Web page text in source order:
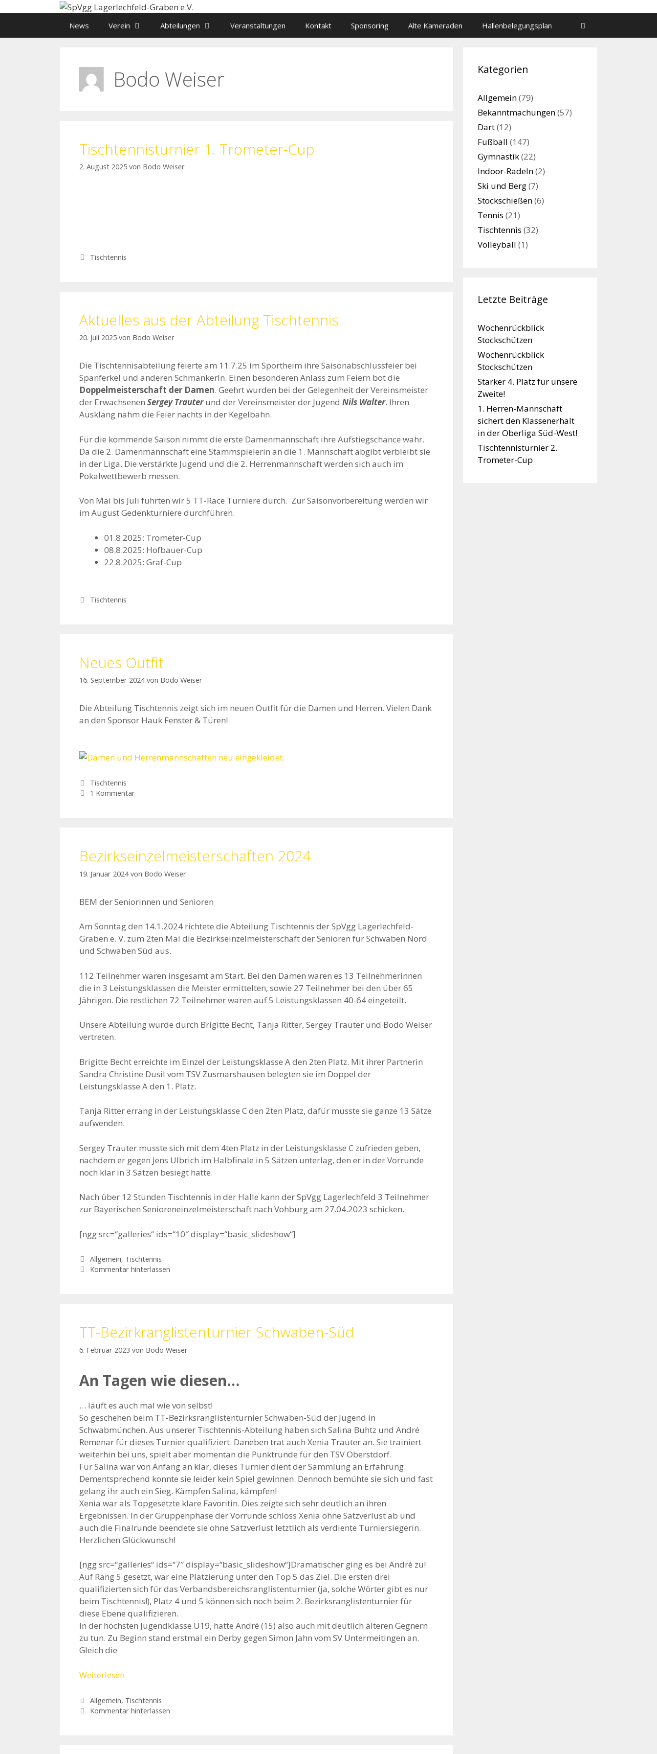
News Verein Abteilungen Veranstaltungen Kontakt Sponsoring Alte Kameraden Hallenbelegungsplan
Bodo Weiser
Tischtennisturnier 1. Trometer-Cup
2. August 2025 von Bodo Weiser
Kategorien
Tischtennis
Aktuelles aus der Abteilung Tischtennis
20. Juli 2025 von Bodo Weiser
Die Tischtennisabteilung feierte am 11.7.25 im Sportheim ihre Saisonabschlussfeier bei
Spanferkel und anderen Schmankerln. Einen besonderen Anlass zum Feiern bot die
Doppelmeisterschaft der Damen. Geehrt wurden bei der Gelegenheit der Vereinsmeister
der Erwachsenen Sergey Trauterund der Vereinsmeister der Jugend Nils Walter. Ihren
Ausklang nahm die Feier nachts in der Kegelbahn.
Für die kommende Saison nimmt die erste Damenmannschaft ihre Aufstiegschance wahr.
Da die 2. Damenmannschaft eine Stammspielerin an die 1. Mannschaft abgibt verbleibt sie
in der Liga. Die verstärkte Jugend und die 2. Herrenmannschaft werden sich auch im
Pokalwettbewerb messen.
Von Mai bis Juli führten wir 5 TT-Race Turniere durch. Zur Saisonvorbereitung werden wir
im August Gedenkturniere durchführen.
01.8.2025: Trometer-Cup
08.8.2025: Hofbauer-Cup
22.8.2025: Graf-Cup
Kategorien
Tischtennis
Neues Outfit
16. September 2024 von Bodo Weiser
Die Abteilung Tischtennis zeigt sich im neuen Outfit für die Damen und Herren. Vielen Dank
an den Sponsor Hauk Fenster & Türen!
Kategorien
Tischtennis
1 Kommentar
Bezirkseinzelmeisterschaften 2024
19. Januar 2024 von Bodo Weiser
BEM der Seniorinnen und Senioren
Am Sonntag den 14.1.2024 richtete die Abteilung Tischtennis der SpVgg Lagerlechfeld-
Graben e. V. zum 2ten Mal die Bezirkseinzelmeisterschaft der Senioren für Schwaben Nord
und Schwaben Süd aus.
112 Teilnehmer waren insgesamt am Start. Bei den Damen waren es 13 Teilnehmerinnen
die in 3 Leistungsklassen die Meister ermittelten, sowie 27 Teilnehmer bei den über 65
Jährigen. Die restlichen 72 Teilnehmer waren auf 5 Leistungsklassen 40-64 eingeteilt.
Unsere Abteilung wurde durch Brigitte Becht, Tanja Ritter, Sergey Trauter und Bodo Weiser
vertreten.
Brigitte Becht erreichte im Einzel der Leistungsklasse A den 2ten Platz. Mit ihrer Partnerin
Sandra Christine Dusil vom TSV Zusmarshausen belegten sie im Doppel der
Leistungsklasse A den 1. Platz.
Tanja Ritter errang in der Leistungsklasse C den 2ten Platz, dafür musste sie ganze 13 Sätze
aufwenden.
Sergey Trauter musste sich mit dem 4ten Platz in der Leistungsklasse C zufrieden geben,
nachdem er gegen Jens Ulbrich im Halbfinale in 5 Sätzen unterlag, den er in der Vorrunde
noch klar in 3 Sätzen besiegt hatte.
Nach über 12 Stunden Tischtennis in der Halle kann der SpVgg Lagerlechfeld 3 Teilnehmer
zur Bayerischen Senioreneinzelmeisterschaft nach Vohburg am 27.04.2023 schicken.
[ngg src=“galleries“ ids=“10″ display=“basic_slideshow“]
Kategorien
Allgemein, Tischtennis
Kommentar hinterlassen
TT-Bezirkranglistenturnier Schwaben-Süd
6. Februar 2023 von Bodo Weiser
An Tagen wie diesen…
… läuft es auch mal wie von selbst!
So geschehen beim TT-Bezirksranglistenturnier Schwaben-Süd der Jugend in
Schwabmünchen. Aus unserer Tischtennis-Abteilung haben sich Salina Buhtz und André
Remenar für dieses Turnier qualifiziert. Daneben trat auch Xenia Trauter an. Sie trainiert
weiterhin bei uns, spielt aber momentan die Punktrunde für den TSV Oberstdorf.
Für Salina war von Anfang an klar, dieses Turnier dient der Sammlung an Erfahrung.
Dementsprechend konnte sie leider kein Spiel gewinnen. Dennoch bemühte sie sich und fast
gelang ihr auch ein Sieg. Kämpfen Salina, kämpfen!
Xenia war als Topgesetzte klare Favoritin. Dies zeigte sich sehr deutlich an ihren
Ergebnissen. In der Gruppenphase der Vorrunde schloss Xenia ohne Satzverlust ab und
auch die Finalrunde beendete sie ohne Satzverlust letztlich als verdiente Turniersiegerin.
Herzlichen Glückwunsch!
[ngg src=“galleries“ ids=“7″ display=“basic_slideshow“]Dramatischer ging es bei André zu!
Auf Rang 5 gesetzt, war eine Platzierung unter den Top 5 das Ziel. Die ersten drei
qualifizierten sich für das Verbandsbereichsranglistenturnier (ja, solche Wörter gibt es nur
beim Tischtennis!), Platz 4 und 5 können sich noch beim 2. Bezirksranglistenturnier für
diese Ebene qualifizieren.
In der höchsten Jugendklasse U19, hatte André (15) also auch mit deutlich älteren Gegnern
zu tun. Zu Beginn stand erstmal ein Derby gegen Simon Jahn vom SV Untermeitingen an.
Gleich die
Weiterlesen
Kategorien
Allgemein, Tischtennis
Kommentar hinterlassen
Kategorien
Allgemein(79)
Bekanntmachungen(57)
Dart(12)
Fußball (147)
Gymnastik(22)
Indoor-Radeln(2)
Ski und Berg(7)
Stockschießen(6)
Tennis (21)
Tischtennis (32)
Volleyball (1)
Letzte Beiträge
Wochenrückblick
Stockschützen
Wochenrückblick
Stockschützen
Starker 4. Platz für unsere
Zweite!
1. Herren-Mannschaft
sichert den Klassenerhalt
in der Oberliga Süd-West!
Tischtennisturnier 2.
Trometer-Cup